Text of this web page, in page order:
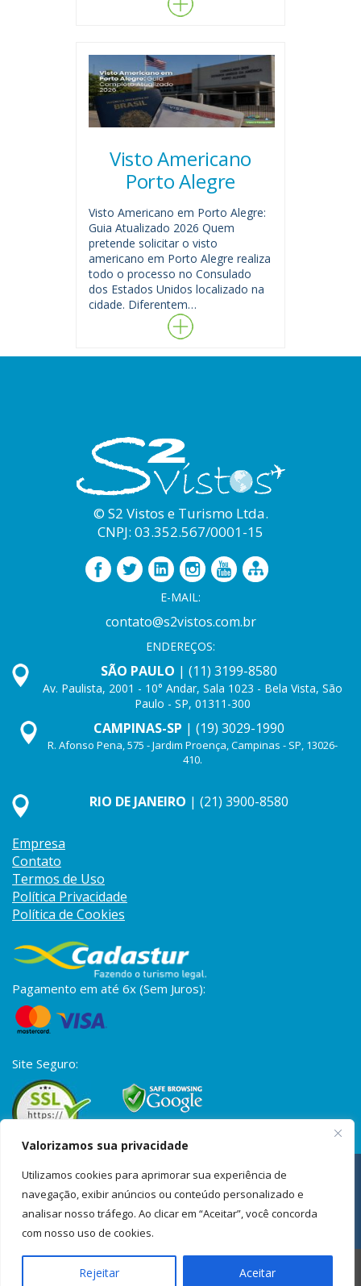
Valorizamos sua privacidade
Utilizamos cookies para aprimorar sua experiência de
navegação, exibir anúncios ou conteúdo personalizado e
analisar nosso tráfego. Ao clicar em “Aceitar”, você concorda
com nosso uso de cookies.
Rejeitar Aceitar
Visto Americano
Porto Alegre
Visto Americano em Porto Alegre:
Guia Atualizado 2026 Quem
pretende solicitar o visto
americano em Porto Alegre realiza
todo o processo no Consulado
dos Estados Unidos localizado na
cidade. Diferentem…
© S2 Vistos e Turismo Ltda.
CNPJ: 03.352.567/0001-15
E-MAIL:
contato@s2vistos.com.br
ENDEREÇOS:
SÃO PAULO | (11) 3199-8580
Av. Paulista, 2001 - 10° Andar, Sala 1023 - Bela Vista, São
Paulo - SP, 01311-300
CAMPINAS-SP | (19) 3029-1990
R. Afonso Pena, 575 - Jardim Proença, Campinas - SP, 13026-
410.
RIO DE JANEIRO | (21) 3900-8580
Empresa
Contato
Termos de Uso
Política Privacidade
Política de Cookies
Pagamento em até 6x (Sem Juros):
Site Seguro:
passaportes e documentação internacional. Não possuímos
vínculo com órgãos governamentais. Os trâmites também podem
ser realizados diretamente pelos canais oficiais, onde os
formulários e informações estão disponíveis gratuitamente,
quando aplicável.
É proibida a reprodução total ou parcial do conteúdo aqui exposto
de acordo com a Lei nº 9610/1998.